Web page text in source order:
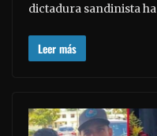
dictadura sandinista ha
Leer más